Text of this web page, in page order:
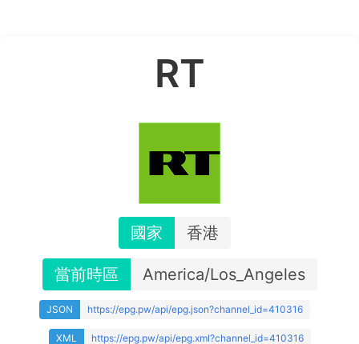
RT
國家 香港
當前時區 America/Los_Angeles
JSON https://epg.pw/api/epg.json?channel_id=410316
XML https://epg.pw/api/epg.xml?channel_id=410316